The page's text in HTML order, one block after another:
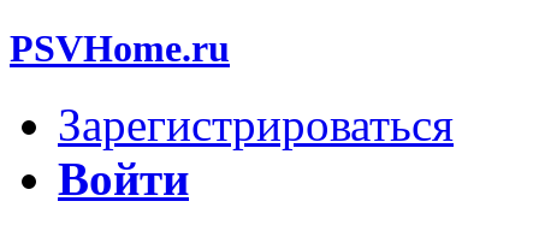
PSVHome.ru
Зарегистрироваться
Войти